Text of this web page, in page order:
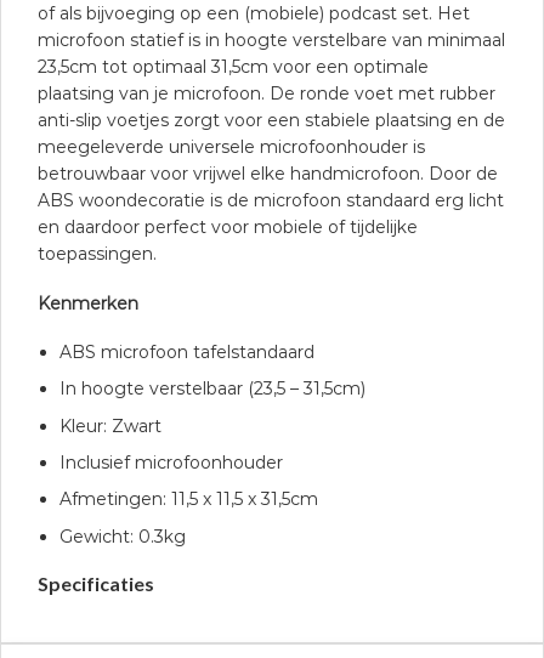
of als bijvoeging op een (mobiele) podcast set. Het
microfoon statief is in hoogte verstelbare van minimaal
23,5cm tot optimaal 31,5cm voor een optimale
plaatsing van je microfoon. De ronde voet met rubber
anti-slip voetjes zorgt voor een stabiele plaatsing en de
meegeleverde universele microfoonhouder is
betrouwbaar voor vrijwel elke handmicrofoon. Door de
ABS woondecoratie is de microfoon standaard erg licht
en daardoor perfect voor mobiele of tijdelijke
toepassingen.
Kenmerken
ABS microfoon tafelstandaard
In hoogte verstelbaar (23,5 – 31,5cm)
Kleur: Zwart
Inclusief microfoonhouder
Afmetingen: 11,5 x 11,5 x 31,5cm
Gewicht: 0.3kg
Specificaties